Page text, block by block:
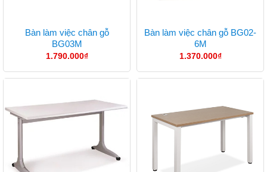
Bàn làm việc chân gỗ
BG03M
1.790.000₫
Bàn làm việc chân gỗ BG02-
6M
1.370.000₫